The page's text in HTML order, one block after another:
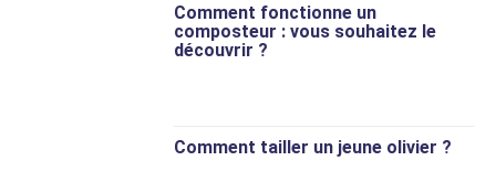
Comment fonctionne un
composteur : vous souhaitez le
découvrir ?
Comment tailler un jeune olivier ?